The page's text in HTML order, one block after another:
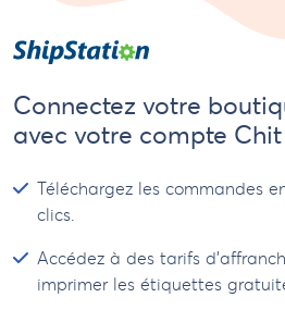
Connectez votre
avec votre compte
Téléchargez les commandes
clics.
Accédez à des tarifs
imprimer les étiquettes